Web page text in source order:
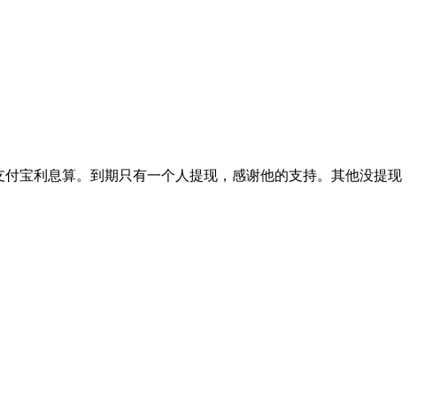
宝利息算。到期只有一个人提现，感谢他的支持。其他没提现